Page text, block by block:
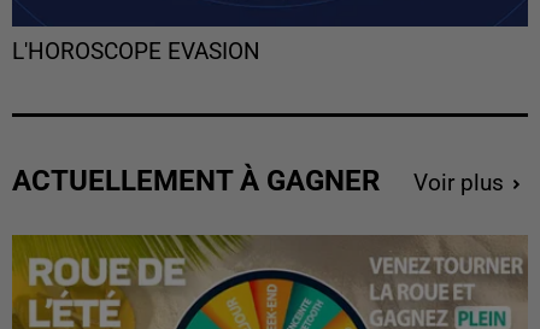
L'HOROSCOPE EVASION
ACTUELLEMENT À GAGNER Voir plus